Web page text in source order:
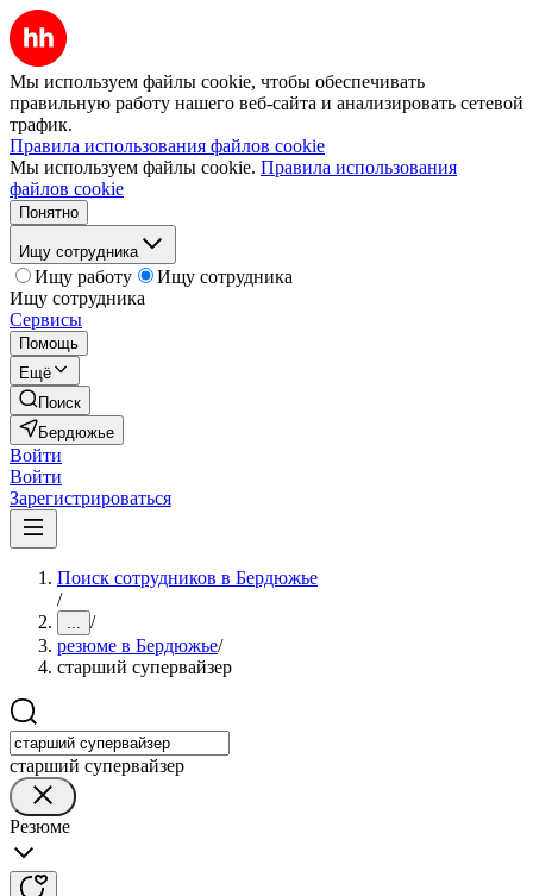
Мы используем файлы cookie, чтобы обеспечивать
правильную работу нашего веб-сайта и анализировать сетевой
трафик.
Правила использования файлов cookie
Мы используем файлы cookie. Правила использования
файлов cookie
Понятно
Ищу сотрудника
Ищу работу
Ищу сотрудника
Ищу сотрудника
Сервисы
Помощь
Ещё
Поиск
Бердюжье
Войти
Войти
Зарегистрироваться
Поиск сотрудников в Бердюжье
/
... /
резюме в Бердюжье/
старший супервайзер
старший супервайзер
Резюме